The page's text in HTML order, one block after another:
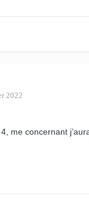
2022
me concernant